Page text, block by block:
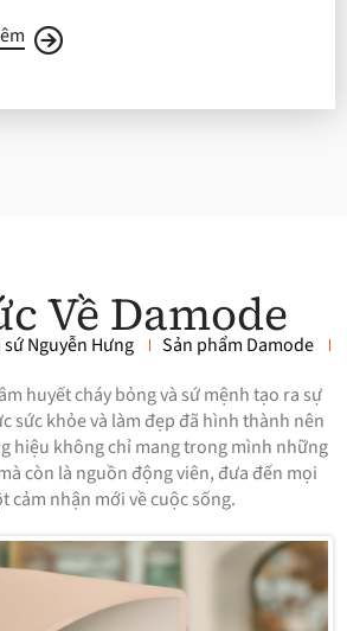
Về Damode
Nguyễn Hưng Sản phẩm Damode
huyết cháy bỏng và sứ mệnh tạo ra sự
sức khỏe và làm đẹp đã hình thành nên
hiệu không chỉ mang trong mình những
còn là nguồn động viên, đưa đến mọi
cảm nhận mới về cuộc sống.